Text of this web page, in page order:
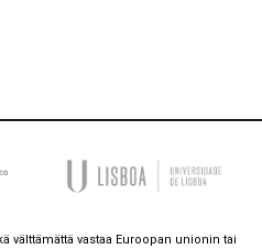
välttämättä vastaa Euroopan unionin tai